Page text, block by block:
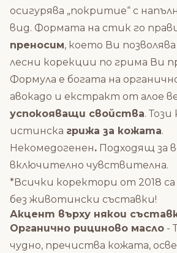
осигурява „покритие“ с
вид. Формата на стик го
преносим, което Ви
лесни корекции по грима Ви
Формула е богата на
авокадо и екстракт от алое
успокояващи свойства.
истинска грижа за кожата.
Некомедогенен. Подходящ за
включително чувствителна.
*Всички коректори от 2018 са
без животински съставки!
Акцент върху някои
Органично рициново масло -
чудно, пречиства кожата,